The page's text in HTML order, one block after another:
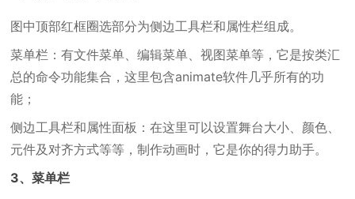
图中顶部红框圈选部分为侧边工具栏和属性栏组成。
菜单栏：有文件菜单、编辑菜单、视图菜单等，它是按类汇
总的命令功能集合，这里包含animate软件几乎所有的功
能；
侧边工具栏和属性面板：在这里可以设置舞台大小、颜色、
元件及对齐方式等等，制作动画时，它是你的得力助手。
3、菜单栏